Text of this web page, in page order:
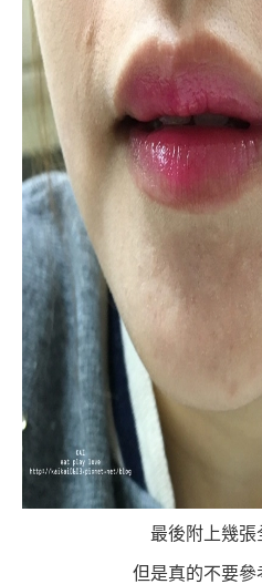
最後附上幾張
但是真的不要參